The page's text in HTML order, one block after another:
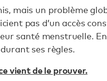
mais un problème
pas d’un accès
santé menstruelle.
ses règles.
vient de le prouver.